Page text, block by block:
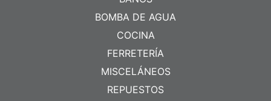
BOMBA DE AGUA
COCINA
FERRETERÍA
MISCELÁNEOS
REPUESTOS